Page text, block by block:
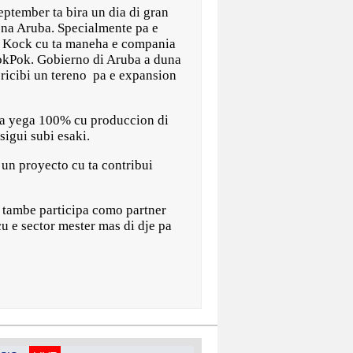
ta bira un dia di gran
Aruba. Specialmente pa e
cu ta maneha e compania
Gobierno di Aruba a duna
un tereno pa e expansion
yega 100% cu produccion di
subi esaki.
proyecto cu ta contribui
participa como partner
e sector mester mas di dje pa